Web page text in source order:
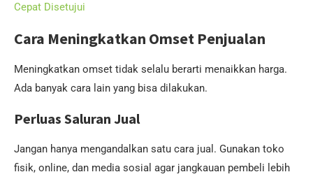
Cepat Disetujui
Cara Meningkatkan Omset Penjualan
Meningkatkan omset tidak selalu berarti menaikkan harga.
Ada banyak cara lain yang bisa dilakukan.
Perluas Saluran Jual
Jangan hanya mengandalkan satu cara jual. Gunakan toko
fisik, online, dan media sosial agar jangkauan pembeli lebih